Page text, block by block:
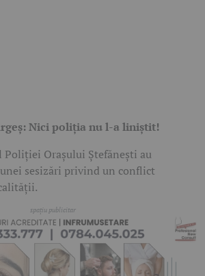
Nici poliția nu l-a liniștit!
Orașului Ștefănești au
sesizări privind un conflict